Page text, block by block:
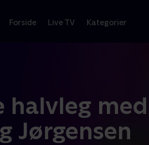
Forside Live TV Kategorier
halvleg med
Jørgensen